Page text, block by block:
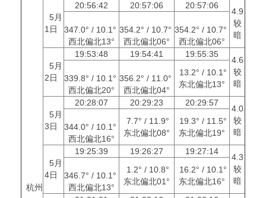
杭州
5月
1日
20:56:42 20:57:06 20:57:06
4.9
较
暗
347.0° / 10.1°
西北偏北13°
354.2° / 10.7°
西北偏北06°
354.2° / 10.7°
西北偏北06°
5月
2日
19:53:48 19:54:41 19:55:35
4.6
较
暗
339.8° / 10.1°
西北偏北20°
356.2° / 11.0°
西北偏北04°
13.2° / 10.1°
东北偏北13°
5月
3日
20:28:07 20:29:23 20:29:57
4.0
较
暗
344.0° / 10.1°
西北偏北16°
7.7° / 11.9°
东北偏北08°
19.3° / 11.5°
东北偏北19°
5月
4日
19:25:39 19:26:27 19:27:14
4.3
较
暗
346.7° / 10.1°
西北偏北13°
1.2° / 10.8°
东北偏北01°
16.2° / 10.1°
东北偏北16°